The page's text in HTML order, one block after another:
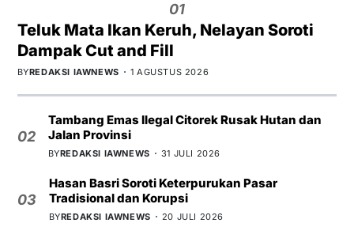
01
Teluk Mata Ikan Keruh, Nelayan Soroti
Dampak Cut and Fill
BYREDAKSI IAWNEWS 1 AGUSTUS 2026
02
Tambang Emas Ilegal Citorek Rusak Hutan dan
Jalan Provinsi
BYREDAKSI IAWNEWS 31 JULI 2026
03
Hasan Basri Soroti Keterpurukan Pasar
Tradisional dan Korupsi
BYREDAKSI IAWNEWS 20 JULI 2026